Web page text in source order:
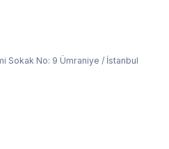
Sokak No: 9 Ümraniye / İstanbul